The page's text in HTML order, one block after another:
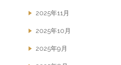
2025年11月
2025年10月
2025年9月